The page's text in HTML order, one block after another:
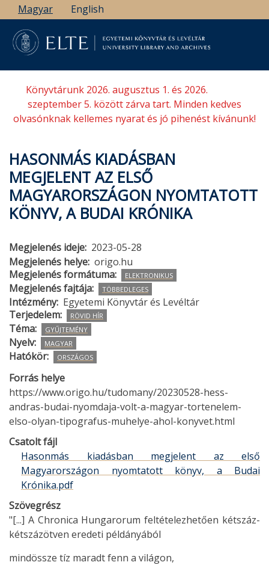
Ugrás
a
tartalomra
Magyar English
Könyvtárunk 2026. augusztus 1. és 2026.
szeptember 5. között zárva tart. Minden kedves
olvasónknak kellemes nyarat és jó pihenést kívánunk!
HASONMÁS KIADÁSBAN
MEGJELENT AZ ELSŐ
MAGYARORSZÁGON NYOMTATOTT
KÖNYV, A BUDAI KRÓNIKA
Megjelenés ideje 2023-05-28
Megjelenés helye origo.hu
Megjelenés formátuma
ELEKTRONIKUS
Megjelenés fajtája TÖBBEDLEGES
Intézmény Egyetemi Könyvtár és Levéltár
Terjedelem
RÖVID HÍR
Téma GYŰJTEMÉNY
Nyelv MAGYAR
Hatókör ORSZÁGOS
Forrás helye
https://www.origo.hu/tudomany/20230528-hess-
andras-budai-nyomdaja-volt-a-magyar-tortenelem-
elso-olyan-tipografus-muhelye-ahol-konyvet.html
Csatolt fájl
Hasonmás kiadásban megjelent az első
Magyarországon nyomtatott könyv, a Budai
Krónika.pdf
Szövegrész
"[...] A Chronica Hungarorum feltételezhetően kétszáz-
kétszázötven eredeti példányából
mindössze tíz maradt fenn a világon,